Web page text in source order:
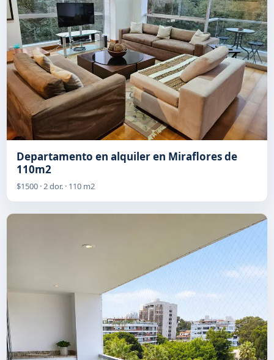
Departamento en alquiler en Miraflores de
110m2
$1500 · 2 dor. · 110 m2